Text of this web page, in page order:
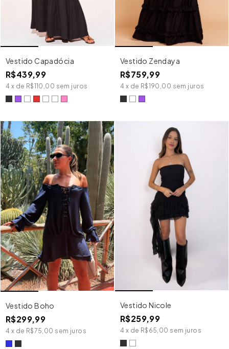
Vestido Capadócia
R$439,99
4 x de R$110,00 sem juros
Vestido Zendaya
R$759,99
4 x de R$190,00 sem juros
Vestido Boho
R$299,99
4 x de R$75,00 sem juros
Vestido Nicole
R$259,99
4 x de R$65,00 sem juros